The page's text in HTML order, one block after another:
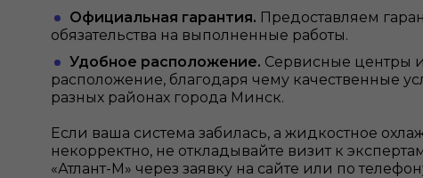
Официальная гарантия. Предоставляем
обязательства на выполненные работы.
Удобное расположение. Сервисные центры
расположение, благодаря чему качественные
разных районах города Минск.
Если ваша система забилась, а жидкостное
некорректно, не откладывайте визит к
«Атлант-М» через заявку на сайте или по